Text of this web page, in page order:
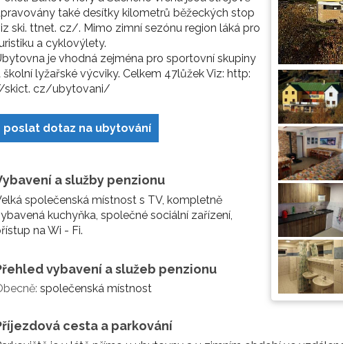
také desítky kilometrů běžeckých stop
ski. ttnet. cz/. Mimo zimní sezónu region láká pro
a cyklovýlety.
je vhodná zejména pro sportovní skupiny
školní lyžařské výcviky. Celkem 47lůžek Viz: http:
cz/ubytovani/
poslat dotaz na ubytování
a služby penzionu
společenská místnost s TV, kompletně
kuchyňka, společné sociální zařízení,
na Wi - Fi.
vybavení a služeb penzionu
společenská místnost
cesta a parkování